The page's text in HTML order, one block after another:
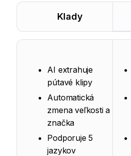
Klady
AI extrahuje
pútavé klipy
Automatická
zmena veľkosti a
značka
Podporuje 5
jazykov